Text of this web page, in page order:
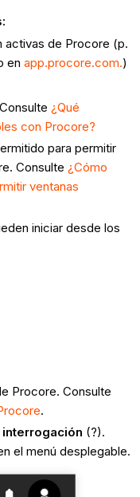
activas de Procore (p.
enapp.procore.com.)
¿Qué
con Procore?
para permitir
Consulte¿Cómo
ventanas
iniciar desde los
Procore. Consulte
.
(?).
el menú desplegable.